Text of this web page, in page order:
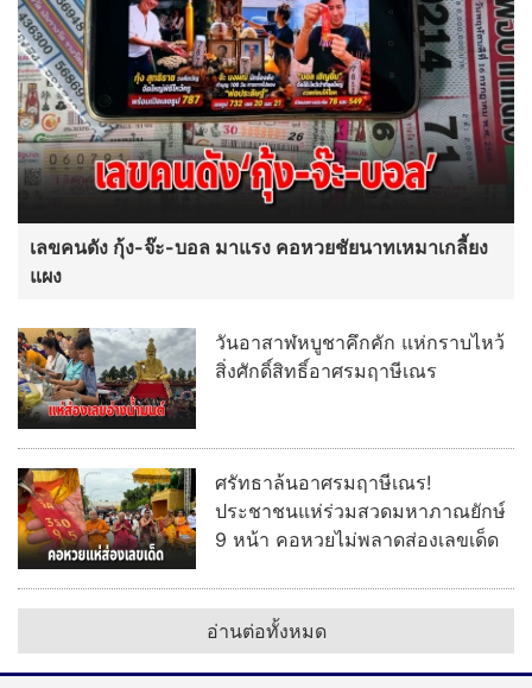
เลขคนดัง กุ้ง-จ๊ะ-บอล มาแรง คอหวยชัยนาทเหมาเกลี้ยง
แผง
วันอาสาฬหบูชาคึกคัก แห่กราบไหว้
สิ่งศักดิ์สิทธิ์อาศรมฤาษีเณร
ศรัทธาล้นอาศรมฤาษีเณร!
ประชาชนแห่ร่วมสวดมหาภาณยักษ์
9 หน้า คอหวยไม่พลาดส่องเลขเด็ด
อ่านต่อทั้งหมด